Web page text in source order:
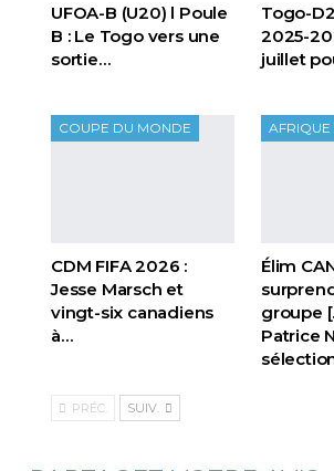
UFOA-B (U20) l Poule
B : Le Togo vers une
sortie…
Togo-
2025-
juillet
COUPE DU MONDE
CDM FIFA 2026 :
Jesse Marsch et
vingt-six canadiens
à…
Élim
groupe
Patrice
PRÉC. SUIV.